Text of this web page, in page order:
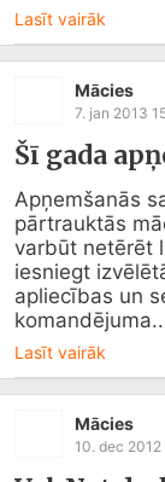
Lasīt vairāk
Mācies
7. jan 2013
Šī gada
Apņemšanās
pārtrauktās
varbūt netērēt
iesniegt
apliecības un
Lasīt vairāk
Mācies
10. dec 2012